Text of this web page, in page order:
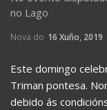
no Lago
Nova do 16 Xuño, 2019
Este domingo
Triman pontesa.
debido ás